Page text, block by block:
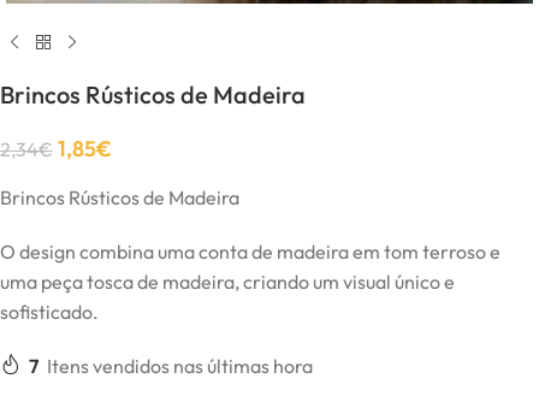
Brincos Rústicos de Madeira
2,34€ 1,85€
Brincos Rústicos de Madeira
O design combina uma conta de madeira em tom terroso e
uma peça tosca de madeira, criando um visual único e
sofisticado.
7 Itens vendidos nas últimas hora